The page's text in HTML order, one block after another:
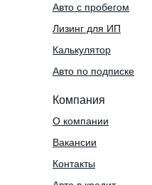
Компания
О компании
Вакансии
Контакты
Авто с пробегом
Лизинг для ИП
Калькулятор
Авто по подписке